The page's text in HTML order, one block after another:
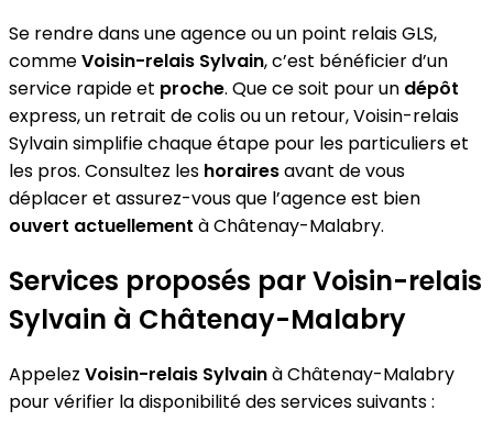
Se rendre dans une agence ou un point relais GLS,
commeVoisin-relais Sylvain, c’est bénéficier d’un
service rapide et proche. Que ce soit pour un dépôt
express, un retrait de colis ou un retour, Voisin-relais
Sylvain simplifie chaque étape pour les particuliers et
les pros. Consultez les horairesavant de vous
déplacer et assurez-vous que l’agence est bien
ouvert actuellement à Châtenay-Malabry.
Services proposés par Voisin-relais
Sylvain à Châtenay-Malabry
Appelez Voisin-relais Sylvainà Châtenay-Malabry
pour vérifier la disponibilité des services suivants :